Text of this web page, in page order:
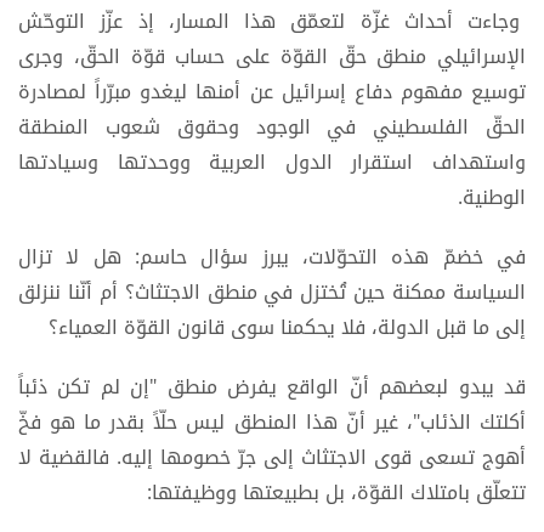
وجاءت أحداث غزّة لتعمّق هذا المسار، إذ عزّز التوحّش
الإسرائيلي منطق حقّ القوّة على حساب قوّة الحقّ، وجرى
توسيع مفهوم دفاع إسرائيل عن أمنها ليغدو مبرّراً لمصادرة
الحقّ الفلسطيني في الوجود وحقوق شعوب المنطقة
واستهداف استقرار الدول العربية ووحدتها وسيادتها
الوطنية.
في خضمّ هذه التحوّلات، يبرز سؤال حاسم: هل لا تزال
السياسة ممكنة حين تُختزل في منطق الاجتثاث؟ أم أنّنا ننزلق
إلى ما قبل الدولة، فلا يحكمنا سوى قانون القوّة العمياء؟
قد يبدو لبعضهم أنّ الواقع يفرض منطق "إن لم تكن ذئباً
أكلتك الذئاب"، غير أنّ هذا المنطق ليس حلّاً بقدر ما هو فخّ
أهوج تسعى قوى الاجتثاث إلى جرّ خصومها إليه. فالقضية لا
تتعلّق بامتلاك القوّة، بل بطبيعتها ووظيفتها: